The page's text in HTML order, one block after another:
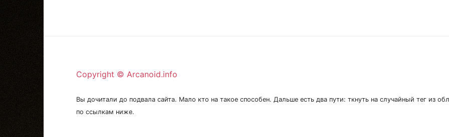
Copyright © Arcanoid.info
Вы дочитали до подвала сайта. Мало кто на такое способен. Дальше есть два пути: ткнуть на случайный тег из
по ссылкам ниже.